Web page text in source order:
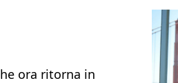
ora ritorna in